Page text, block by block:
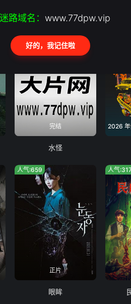
完结
水怪
正片
人气:659
眼眸
人气
路域名： www.77dpw.vip
好的，我记住啦